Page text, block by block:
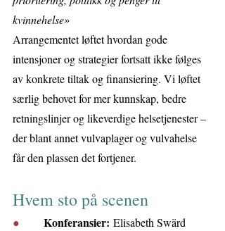
kvinnehelse»
Arrangementet løftet hvordan gode
intensjoner og strategier fortsatt ikke følges
av konkrete tiltak og finansiering. Vi løftet
særlig behovet for mer kunnskap, bedre
retningslinjer og likeverdige helsetjenester –
der blant annet vulvaplager og vulvahelse
får den plassen det fortjener.
Hvem sto på scenen
● Konferansier: Elisabeth Swärd